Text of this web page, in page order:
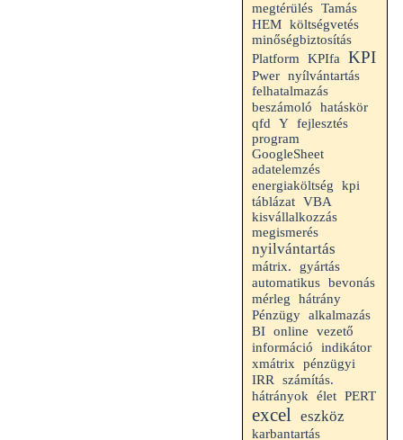
megtérülés Tamás
HEM költségvetés
minőségbiztosítás
Platform KPIfa KPI
Pwer nyílvántartás
felhatalmazás
beszámoló hatáskör
qfd Y fejlesztés
program
GoogleSheet
adatelemzés
energiaköltség
kpi
táblázat VBA
kisvállalkozzás
megismerés
nyilvántartás
mátrix.
gyártás
automatikus bevonás
mérleg hátrány
Pénzügy alkalmazás
BI online
vezető
információ
indikátor
xmátrix
pénzügyi
IRR
számítás.
hátrányok
élet PERT
excel eszköz
karbantartás